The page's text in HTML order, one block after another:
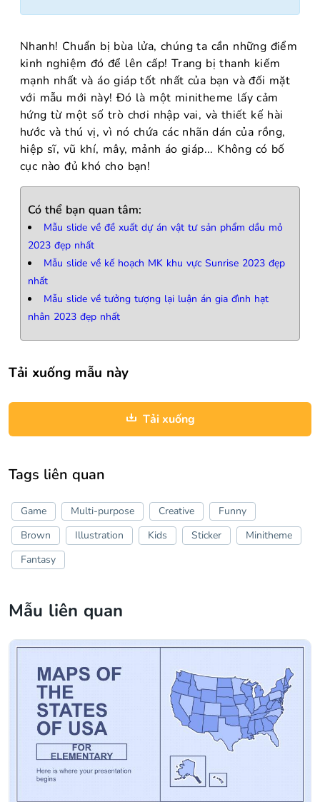
Nhanh! Chuẩn bị bùa lửa, chúng ta cần những điểm
kinh nghiệm đó để lên cấp! Trang bị thanh kiếm
mạnh nhất và áo giáp tốt nhất của bạn và đối mặt
với mẫu mới này! Đó là một minitheme lấy cảm
hứng từ một số trò chơi nhập vai, và thiết kế hài
hước và thú vị, vì nó chứa các nhãn dán của rồng,
hiệp sĩ, vũ khí, mây, mảnh áo giáp... Không có bố
cục nào đủ khó cho bạn!
Có thể bạn quan tâm:
Mẫu slide về đề xuất dự án vật tư sản phẩm dầu mỏ
2023 đẹp nhất
Mẫu slide về kế hoạch MK khu vực Sunrise 2023 đẹp
nhất
Mẫu slide về tưởng tượng lại luận án gia đình hạt
nhân 2023 đẹp nhất
Tải xuống mẫu này
Tải xuống
Tags liên quan
Game Multi-purpose Creative
Funny
Brown
Illustration Kids Sticker
Minitheme
Fantasy
Mẫu liên quan